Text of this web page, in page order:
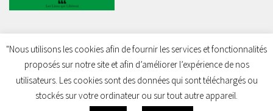
Charleroi Pour la Palestine © 2026. Tous droits réservés.
"Nous utilisons les cookies afin de fournir les services et fonctionnalités
proposés sur notre site et afin d’améliorer l’expérience de nos
utilisateurs. Les cookies sont des données qui sont téléchargés ou
stockés sur votre ordinateur ou sur tout autre appareil.